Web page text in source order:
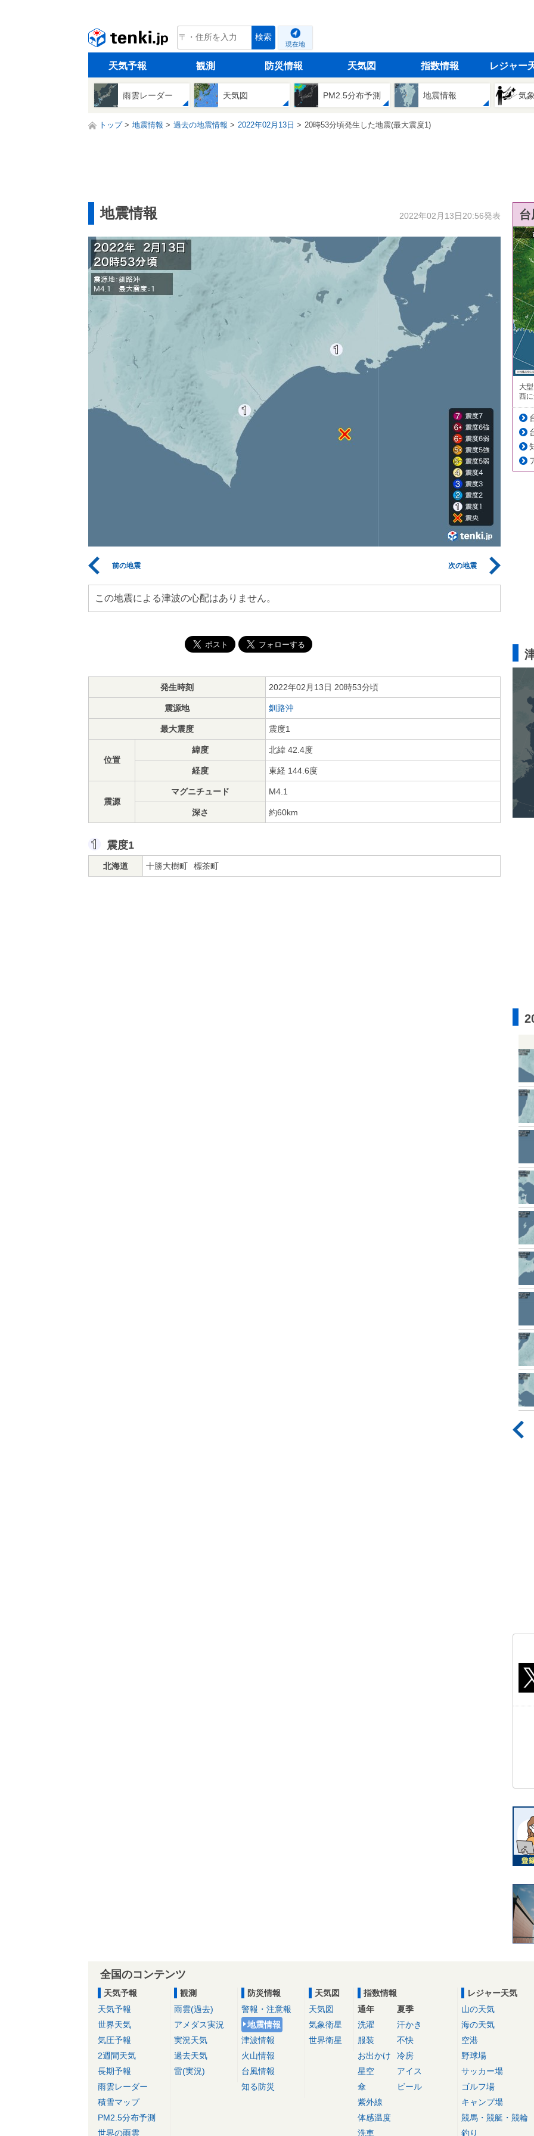
tenki.jp 検索
現在地
天気予報 観測 防災情報 天気図 指数情報 レジャー
雨雲レーダー 天気図 PM2.5分布予測 地震情報 気
トップ 地震情報 過去の地震情報 2022年02月13日 20時53分頃発生した地震(最大震度1)
地震情報 2022年02月13日20:56発表
前の地震 次の地震
この地震による津波の心配はありません。
発生時刻 2022年02月13日 20時53分頃
震源地 釧路沖
最大震度 震度1
位置
緯度 北緯 42.4度
経度 東経 144.6度
震源
マグニチュード M4.1
深さ 約60km
震度1
北海道 十勝大樹町 標茶町
大
西
全国のコンテンツ
天気予報
天気予報
世界天気
気圧予報
2週間天気
長期予報
雨雲レーダー
積雪マップ
PM2.5分布予測
世界の雨雲
観測
雨雲(過去)
アメダス実況
実況天気
過去天気
雷(実況)
防災情報
警報・注意報
地震情報
津波情報
火山情報
台風情報
知る防災
天気図
天気図
気象衛星
世界衛星
指数情報
通年
洗濯
服装
お出かけ
星空
傘
紫外線
体感温度
洗車
夏季
汗かき
不快
冷房
アイス
ビール
レジャー天気
山の天気
海の天気
空港
野球場
サッカー場
ゴルフ場
キャンプ場
競馬・競艇・競輪
釣り